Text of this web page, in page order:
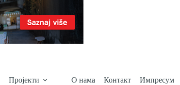
Пројекти О нама Контакт Импресум